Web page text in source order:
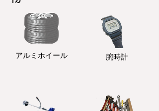
アルミホイール ​腕時計